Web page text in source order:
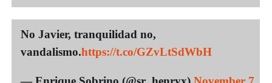
No Javier, tranquilidad no,
vandalismo.https://t.co/GZvLtSdWbH